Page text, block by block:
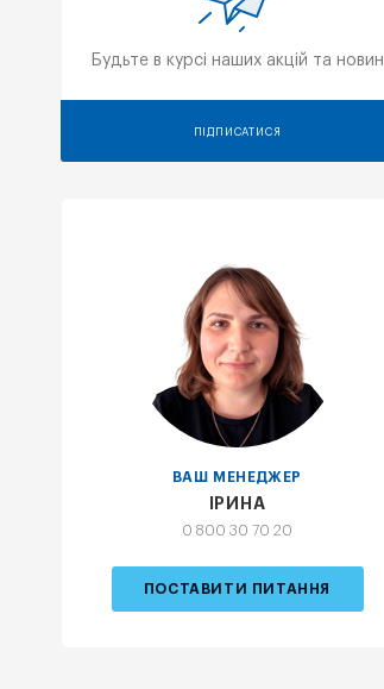
Будьте в курсі наших акцій та новин
ПІДПИСАТИСЯ
ВАШ МЕНЕДЖЕР
ІРИНА
0 800 30 70 20
ПОСТАВИТИ ПИТАННЯ